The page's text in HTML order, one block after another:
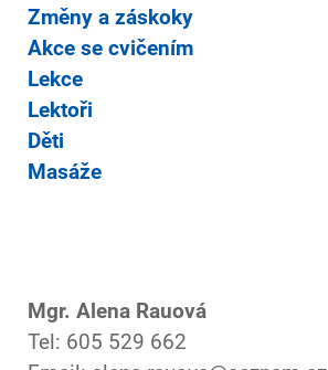
Změny a záskoky
Akce se cvičením
Lekce
Lektoři
Děti
Masáže
Mgr. Alena Rauová
Tel: 605 529 662